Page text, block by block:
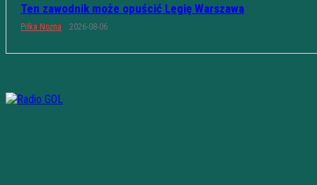
Ten zawodnik może opuścić Legię Warszawa
Piłka Nożna 2026-08-06